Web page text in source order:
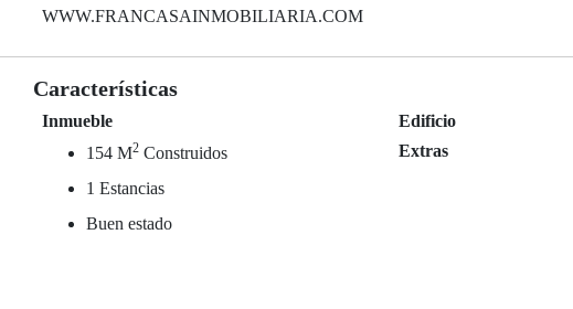
WWW.FRANCASAINMOBILIARIA.COM
Características
Inmueble
154 M2 Construidos
1 Estancias
Buen estado
Edificio
Extras